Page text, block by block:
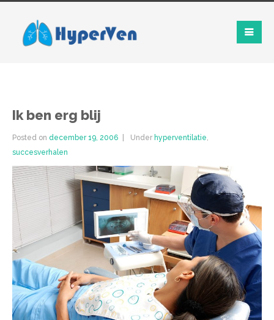
Ik ben erg blij
Posted on december 19, 2006 Under hyperventilatie,
succesverhalen